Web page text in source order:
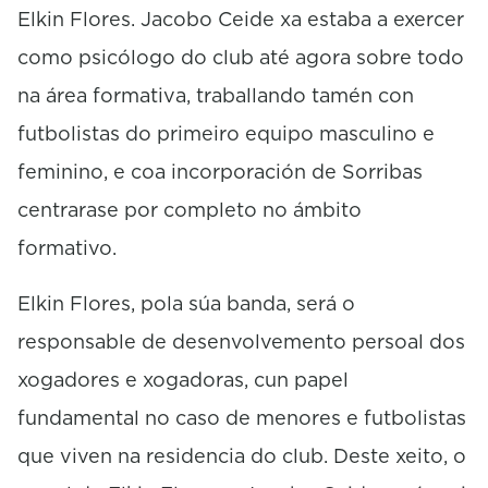
Elkin Flores. Jacobo Ceide xa estaba a exercer
como psicólogo do club até agora sobre todo
na área formativa, traballando tamén con
futbolistas do primeiro equipo masculino e
feminino, e coa incorporación de Sorribas
centrarase por completo no ámbito
formativo.
Elkin Flores, pola súa banda, será o
responsable de desenvolvemento persoal dos
xogadores e xogadoras, cun papel
fundamental no caso de menores e futbolistas
que viven na residencia do club. Deste xeito, o